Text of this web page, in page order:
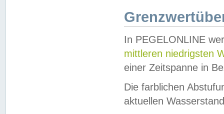
In PEGELONLINE
mittleren niedrigsten
einer Zeitspanne in
Die farblichen
aktuellen